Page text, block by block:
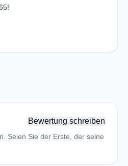
Bewertung schreiben
Seien Sie der Erste, der seine